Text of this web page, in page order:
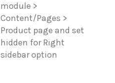
module >
Content/Pages >
Product page and set
hidden for Right
sidebar option